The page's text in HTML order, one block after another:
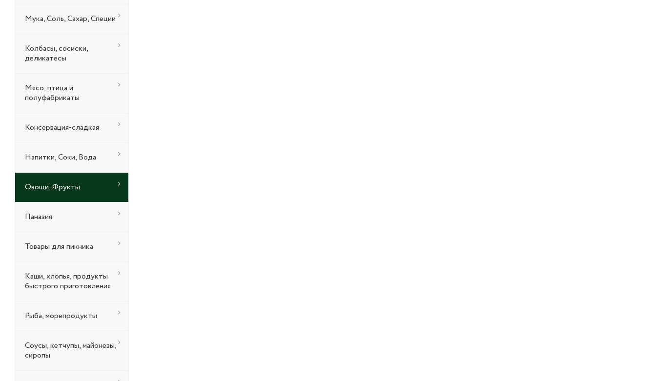
Мука, Соль, Сахар, Специи
Колбасы, сосиски,
деликатесы
Мясо, птица и
полуфабрикаты
Консервация-сладкая
Напитки, Соки, Вода
Овощи, Фрукты
Паназия
Товары для пикника
Каши, хлопья, продукты
быстрого приготовления
Рыба, морепродукты
Соусы, кетчупы, майонезы,
сиропы